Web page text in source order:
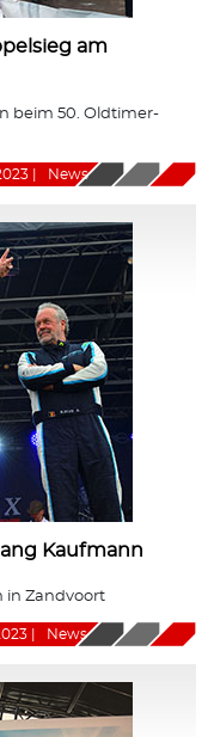
am
beim 50. Oldtimer-
News
Kaufmann
in Zandvoort
News